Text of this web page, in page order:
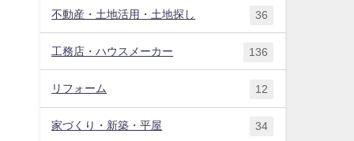
不動産・土地活用・土地探し 36
工務店・ハウスメーカー 136
リフォーム 12
家づくり・新築・平屋 34